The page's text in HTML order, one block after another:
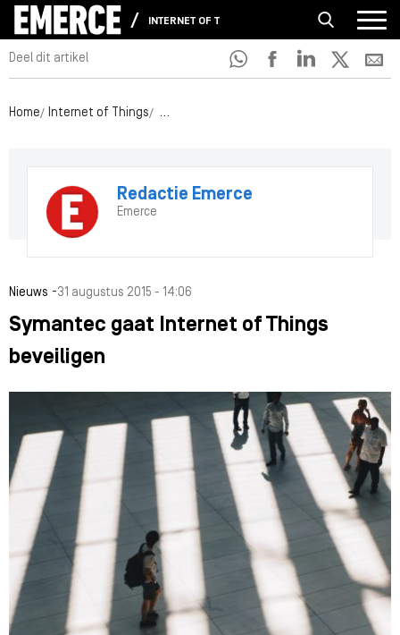
INTERNET OF THINGS
Deel dit artikel
Home Internet of Things Symantec gaat Internet of Things
Redactie Emerce
Emerce
Nieuws -31 augustus 2015 - 14:06
Symantec gaat Internet of Things
beveiligen